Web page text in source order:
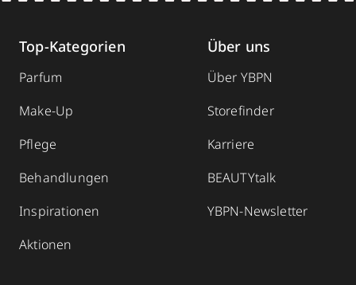
Top-Kategorien
Parfum
Make-Up
Pflege
Behandlungen
Inspirationen
Aktionen
Über uns
Über YBPN
Storefinder
Karriere
BEAUTYtalk
YBPN-Newsletter